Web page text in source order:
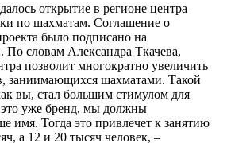
открытие в регионе центра
по шахматам. Соглашение о
было подписано на
По словам Александра Ткачева,
позволит многократно увеличить
заниимающихся шахматами. Такой
вы, стал большим стимулом для
уже бренд, мы должны
имя. Тогда это привлечет к занятию
а 12 и 20 тысяч человек, –